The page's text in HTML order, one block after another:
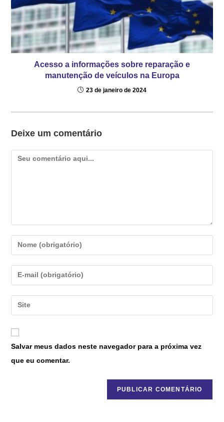
Acesso a informações sobre reparação e
manutenção de veículos na Europa
23 de janeiro de 2024
Deixe um comentário
Salvar meus dados neste navegador para a próxima vez
que eu comentar.